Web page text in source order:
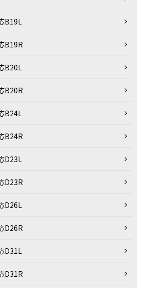
B19L
B19R
B20L
B20R
B24L
B24R
D23L
D23R
D26L
D26R
D31L
D31R